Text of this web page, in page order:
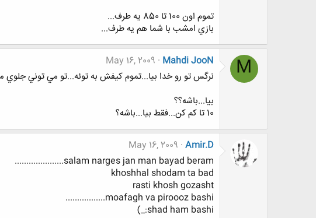
تموم اون 100 تا 850 يه طرف...
بازي امشب با شما هم يه طرف...
M
Mahdi JooN
May 16, 2009
نرگس تو رو خدا بيا...تموم كيفش به توئه...تو مي توني جلوي
بيا...باشه؟؟
10 تا كم كن...فقط بيا...باشه؟
Amir.D
May 16, 2009
salam narges jan man bayad beram.....................
khoshhal shodam ta bad
rasti khosh gozasht
moafagh va piroooz bashi.................
shad ham bashi:_)